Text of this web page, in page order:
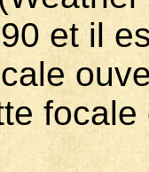
et il